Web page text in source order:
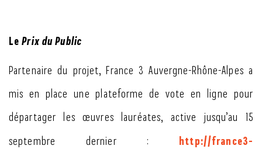
LePrix du Public
Partenaire du projet, France 3 Auvergne-Rhône-Alpes a
mis en place une plateforme de vote en ligne pour
départager les œuvres lauréates, active jusqu’au 15
septembre dernier :
http://france3-